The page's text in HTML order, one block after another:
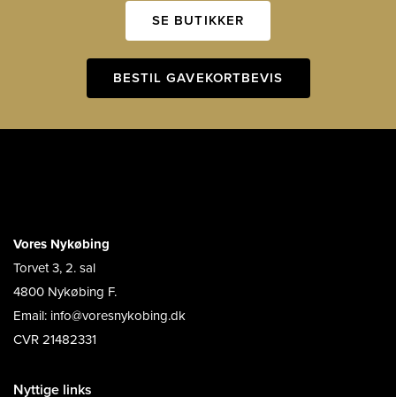
SE BUTIKKER
BESTIL GAVEKORTBEVIS
Vores Nykøbing
Torvet 3, 2. sal
4800 Nykøbing F.
Email: info@voresnykobing.dk
CVR 21482331
Nyttige links